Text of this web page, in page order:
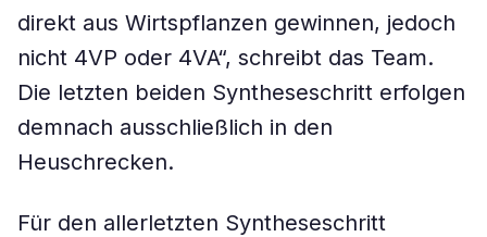
direkt aus Wirtspflanzen gewinnen, jedoch
nicht 4VP oder 4VA“, schreibt das Team.
Die letzten beiden Syntheseschritt erfolgen
demnach ausschließlich in den
Heuschrecken.
Für den allerletzten Syntheseschritt